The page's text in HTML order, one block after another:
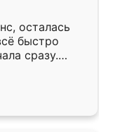
здесь.
осталась
быстро
сразу.
подошёл к
Собрали
даже